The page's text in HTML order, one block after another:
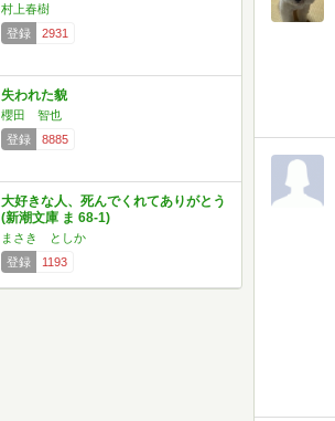
村上春樹
登録
2931
失われた貌
櫻田 智也
登録
8885
大好きな人、死んでくれてありがとう
(新潮文庫 ま 68-1)
まさき としか
登録
1193